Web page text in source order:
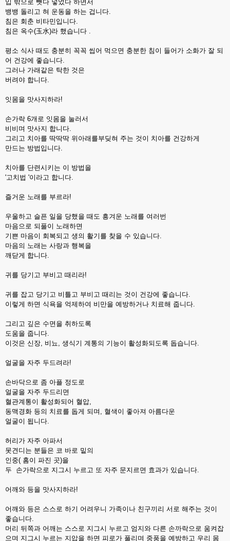
입 밖으로 뺏다 넣었다 하면서
뱅뱅 돌리고 혀 운동을 하는 겁니다.
침은 회춘 비타민입니다.
침은 옥수(玉水)라 했습니다 .
평소 식사 때도 충분히 꼭꼭 씹어 먹으면 충분한 침이 들어가 소화가 잘 되
어 건강에 좋습니다.
그러나 가래같은 탁한 것은
버려야 합니다.
잇몸을 맛사지하라!
손가락 6개로 잇몸을 눌러서
비비며 맛사지 합니다.
그리고 치아를 딱딱딱 위아래를부딪혀 주는 것이 치아를 건강하게
만드는 방법입니다.
치아를 단련시키는 이 방법을
'고치법 '이라고 합니다.
즐거운 노래를 부르라!
우울하고 슬픈 일을 당했을 때도 흥겨운 노래를 여러번
마음으로 되풀이 노래하면
기쁜 마음이 회복되고 생의 활기를 찾을 수 있습니다.
마음의 노래는 사랑과 행복을
깨닫게 합니다.
귀를 당기고 부비고 때리라!
귀를 잡고 당기고 비틀고 부비고 때리는 것이 건강에 좋습니다.
이렇게 하면 식욕을 억제하여 비만을 예방하거나 치료해 줍니다.
그리고 깊은 수면을 취하도록
도움을 줍니다.
이것은 신장, 비뇨, 생식기 계통의 기능이 활성화되도록 돕습니다.
얼굴을 자주 두드려라!
손바닥으로 좀 아플 정도로
얼굴을 자주 두드리면
혈관계통이 활성화되어 혈압,
동맥경화 등의 치료를 돕게 되며, 혈색이 좋아져 아름다운
얼굴이 됩니다.
허리가 자주 아파서
못견디는 분들은 코 바로 밑의
인중( 홈이 파진 곳)을
두 손가락으로 지그시 누르고 또 자주 문지르면 효과가 있습니다.
어깨와 등을 맛사지하라!
어깨와 등은 스스로 하기 어려우니 가족이나 친구끼리 서로 해주는 것이
좋습니다.
머리 뒤쪽과 어깨는 스스로 지그시 누르고 엄지와 다른 손까락으로 움켜잡
으며 지그시 누르는 지압을 하면 피로가 풀리며 중풍을 예방하고 우리 몸